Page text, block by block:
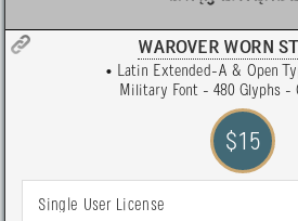
WAROVER WORN
• Latin Extended-A & Open
Military Font - 480 Glyphs -
$15